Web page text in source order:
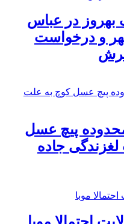
بهروز در عباس
و درخواست
پیچ عسل
جاده